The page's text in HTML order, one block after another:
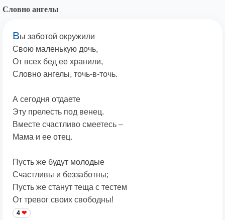
Словно ангелы
Вы заботой окружили
Свою маленькую дочь,
От всех бед ее хранили,
Словно ангелы, точь-в-точь.
А сегодня отдаете
Эту прелесть под венец.
Вместе счастливо смеетесь –
Мама и ее отец.
Пусть же будут молодые
Счастливы и беззаботны;
Пусть же станут теща с тестем
От тревог своих свободны!
4